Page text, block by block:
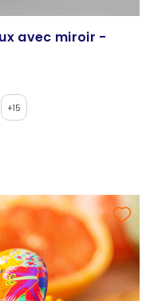
avec miroir -
+15